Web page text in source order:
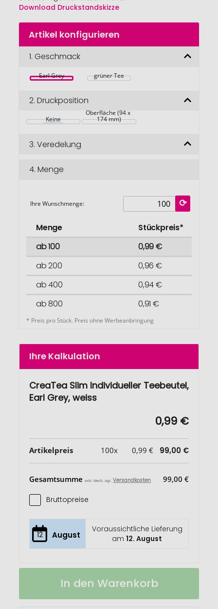
Download Druckstandskizze
Zum
Anfang
Bildgalerie
Artikel konfigurieren
1. Geschmack
Earl Grey grüner Tee
2. Druckposition
Keine
Oberfläche (94 x
174 mm)
3. Veredelung
4. Menge
Ihre Wunschmenge:
Menge
Stückpreis*
ab 100
0,99 €
ab 200
0,96 €
ab 400
0,94 €
ab 800
0,91 €
* Preis pro Stück. Preis ohne Werbeanbringung
Ihre Kalkulation
CreaTea Slim Individueller Teebeutel,
Earl Grey, weiss
0,99 €
Artikelpreis 100x 0,99 € 99,00 €
Gesamtsumme exkl. MwSt. zzgl. Versandkosten 99,00 €
Bruttopreise
12 August
Voraussichtliche Lieferung
am12. August
CreaTea
Teebeutel
Auf
In den Warenkorb